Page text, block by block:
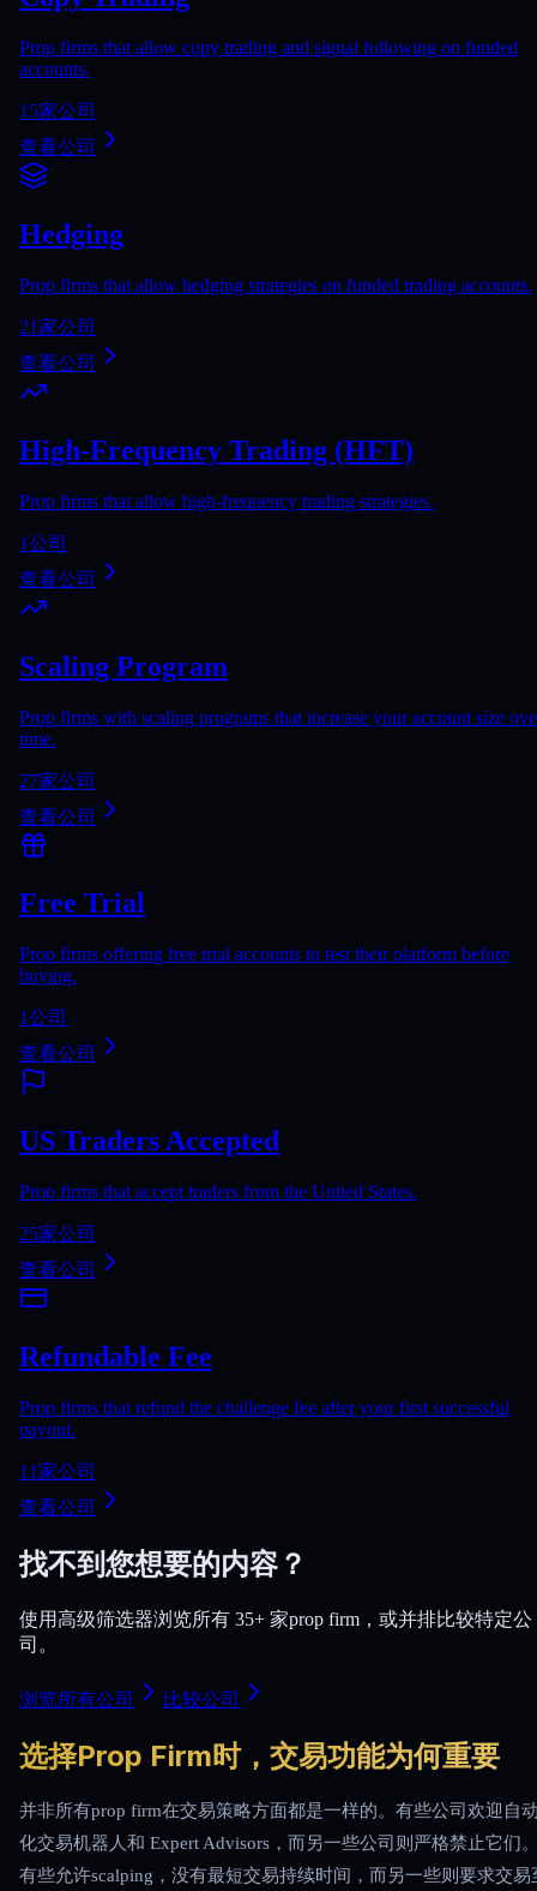
Prop firms that allow copy trading and signal following on funded
accounts.
15家公司
查看公司
Hedging
Prop firms that allow hedging strategies on funded trading accounts.
21家公司
查看公司
High-Frequency Trading (HFT)
Prop firms that allow high-frequency trading strategies.
1公司
查看公司
Scaling Program
Prop firms with scaling programs that increase your account size
time.
27家公司
查看公司
Free Trial
Prop firms offering free trial accounts to test their platform before
buying.
1公司
查看公司
US Traders Accepted
Prop firms that accept traders from the United States.
25家公司
查看公司
Refundable Fee
Prop firms that refund the challenge fee after your first successful
payout.
11家公司
查看公司
找不到您想要的内容？
使用高级筛选器浏览所有 35+ 家prop firm，或并排比较特定公
司。
浏览所有公司 比较公司
选择Prop Firm时，交易功能为何重要
并非所有prop firm在交易策略方面都是一样的。有些公司欢迎自
化交易机器人和 Expert Advisors，而另一些公司则严格禁止它们
有些允许scalping，没有最短交易持续时间，而另一些则要求交易